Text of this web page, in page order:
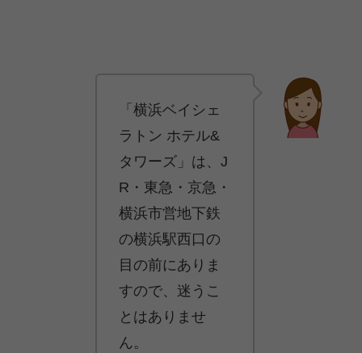
「横浜ベイシェ
ラトン ホテル&
タワーズ」は、J
R・東急・京急・
横浜市営地下鉄
の横浜駅西口の
目の前にありま
すので、迷うこ
とはありませ
ん。